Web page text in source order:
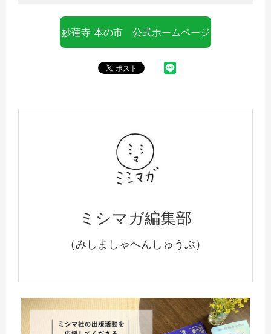
妙蓮寺 本の市 公式ホームページ
ミシマガ編集部
（みしましゃへんしゅうぶ）